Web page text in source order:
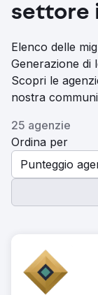
settore
Elenco delle
Generazione di
Scopri le
nostra
25 agenzie
Ordina per
Punteggio